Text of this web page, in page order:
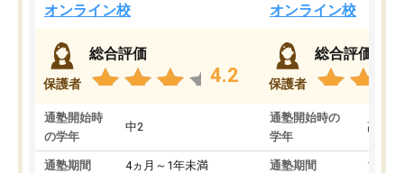
オンライン校
保護者
総合評価
4.2
通塾開始時
の学年
中2
通塾期間 4ヵ月～1年未満
オンライン校
保護者
総合評価
通塾開始時の
学年
高3
通塾期間 1～3